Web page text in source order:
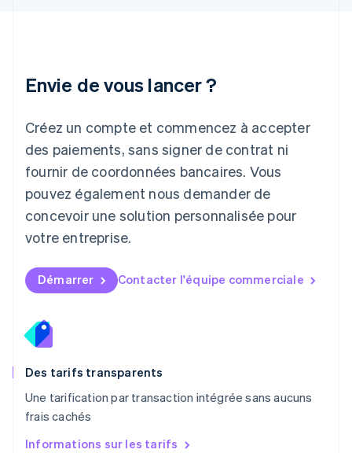
Envie de vous lancer ?
Créez un compte et commencez à accepter
des paiements, sans signer de contrat ni
fournir de coordonnées bancaires. Vous
pouvez également nous demander de
concevoir une solution personnalisée pour
votre entreprise.
Démarrer Contacter l'équipe commerciale
Des tarifs transparents
Une tarification par transaction intégrée sans aucuns
frais cachés
Informations sur les tarifs
Deutsch English
Luxembourg
FrançaisDeutsch English
Malaisie
English 简体中文
Malte
English
EspañolEnglish
English
Nouvelle-Zélande
Pays-Bas
Nederlands
English
PortuguêsEnglish
R.A.S. de Hong Kong, Chine
English